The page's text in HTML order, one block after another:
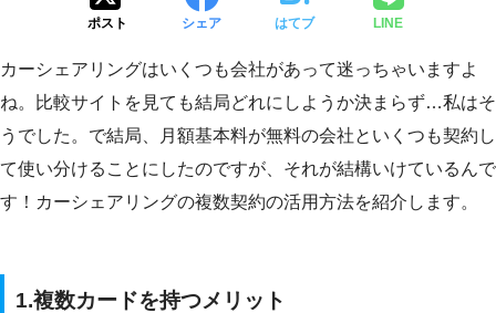
ポスト シェア はてブ LINE
カーシェアリングはいくつも会社があって迷っちゃいますよ
ね。比較サイトを見ても結局どれにしようか決まらず…私はそ
うでした。で結局、月額基本料が無料の会社といくつも契約し
て使い分けることにしたのですが、それが結構いけているんで
す！カーシェアリングの複数契約の活用方法を紹介します。
1.複数カードを持つメリット